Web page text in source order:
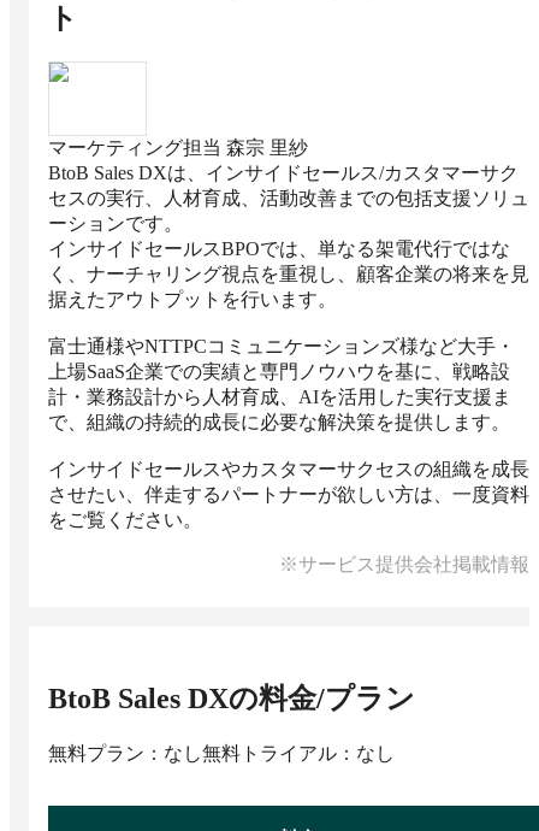
ト
マーケティング担当 森宗 里紗
BtoB Sales DXは、インサイドセールス/カスタマーサク
セスの実行、人材育成、活動改善までの包括支援ソリュ
ーションです。
インサイドセールスBPOでは、単なる架電代行ではな
く、ナーチャリング視点を重視し、顧客企業の将来を見
据えたアウトプットを行います。
富士通様やNTTPCコミュニケーションズ様など大手・
上場SaaS企業での実績と専門ノウハウを基に、戦略設
計・業務設計から人材育成、AIを活用した実行支援ま
で、組織の持続的成長に必要な解決策を提供します。
インサイドセールスやカスタマーサクセスの組織を成長
させたい、伴走するパートナーが欲しい方は、一度資料
※サービス提供会社掲載情報
BtoB Sales DXの料金/プラン
無料プラン：なし無料トライアル：なし